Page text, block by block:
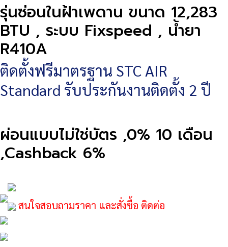
รุ่นซ่อนในฝ้าเพดาน ขนาด 12,283
BTU , ระบบ Fixspeed , น้ำยา
R410A
ติดตั้งฟรีมาตรฐาน STC AIR
Standard รับประกันงานติดตั้ง 2 ปี
ผ่อนแบบไม่ใช่บัตร ,0% 10 เดือน
,Cashback 6%
สนใจสอบถามราคา และสั่งซื้อ ติดต่อ